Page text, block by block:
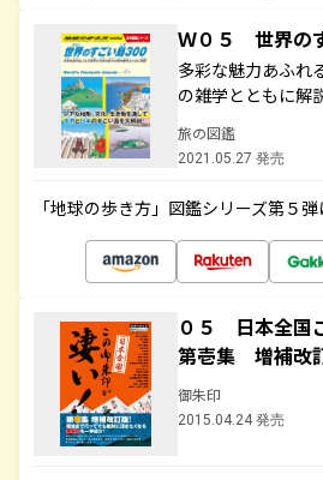
Ｗ０５ 世界の
多彩な魅力あふれ
の雑学とともに解
旅の図鑑
2021.05.27 発売
「地球の歩き方」図鑑シリーズ第５
０５ 日本全国
第壱集 増補改
御朱印
2015.04.24 発売